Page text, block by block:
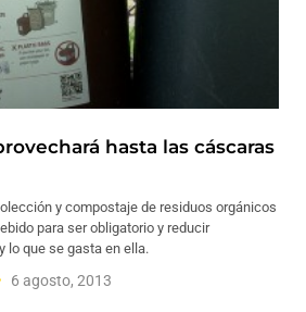
hasta las cáscaras
y compostaje de residuos orgánicos
para ser obligatorio y reducir
lo que se gasta en ella.
6 agosto, 2013